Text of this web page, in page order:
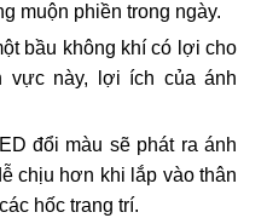
muộn phiền trong ngày.
bầu không khí có lợi cho
vực này, lợi ích của ánh
đổi màu sẽ phát ra ánh
chịu hơn khi lắp vào thân
hốc trang trí.